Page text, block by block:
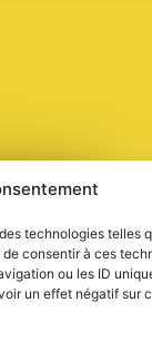
technologies telles
consentir à ces
ou les ID
un effet négatif sur